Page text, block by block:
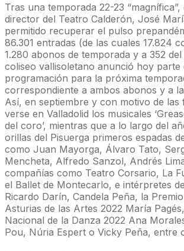
Tras una temporada 22-23
director del Teatro Calderón, José
permitido recuperar el pulso
86.301 entradas (de las cuales 17.824
1.280 abonos de temporada y a 352
coliseo vallisoletano anunció hoy parte
programación para la próxima
correspondiente a ambos abonos y a
Así, en septiembre y con motivo de las
verse en Valladolid los musicales
del coro’, mientras que a lo largo del
orillas del Pisuerga primeros espadas
como Juan Mayorga, Álvaro Tato,
Mencheta, Alfredo Sanzol, Andrés
compañías como Teatro Corsario, La
el Ballet de Montecarlo, e intérpretes
Ricardo Darín, Candela Peña, la
Asturias de las Artes 2022 María
Nacional de la Danza 2022 Ana
Pou, Núria Espert o Vicky Peña, entre